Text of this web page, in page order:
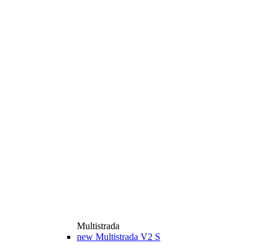
Multistrada
new Multistrada V2 S